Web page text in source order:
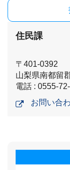
住民課
〒401-0392
山梨県南都留
電話 : 0555-
お問い合